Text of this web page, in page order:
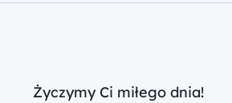
Życzymy Ci miłego dnia!